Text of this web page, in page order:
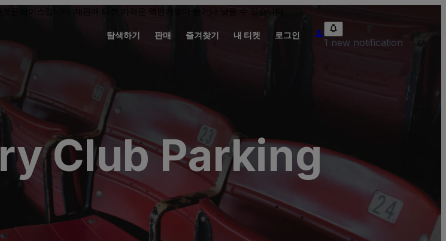
플레이스입니다. 재판매 티켓 가격은 액면가보다 높거나 낮을 수 있습니다.
탐색하기 판매 즐겨찾기 내 티켓 로그인
1 new notification
Club Parking